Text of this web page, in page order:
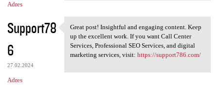
Adres
Support78
6
27.02.2024
Adres
Great post! Insightful and
Great post! Insightful and engaging content. Keep
up the excellent work. If you want Call Center
Services, Professional SEO Services, and digital
marketing services, visit: https://support786.com/